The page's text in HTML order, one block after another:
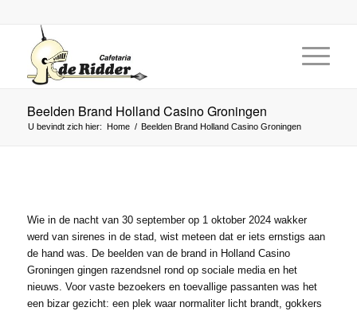
Beelden Brand Holland Casino Groningen
U bevindt zich hier: Home / Beelden Brand Holland Casino Groningen
Wie in de nacht van 30 september op 1 oktober 2024 wakker
werd van sirenes in de stad, wist meteen dat er iets ernstigs aan
de hand was. De beelden van de brand in Holland Casino
Groningen gingen razendsnel rond op sociale media en het
nieuws. Voor vaste bezoekers en toevallige passanten was het
een bizar gezicht: een plek waar normaliter licht brandt, gokkers